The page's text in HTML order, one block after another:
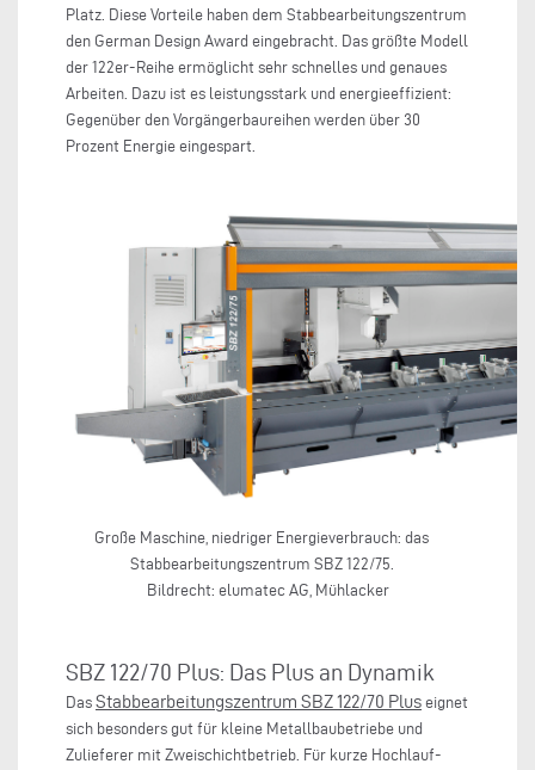
Platz. Diese Vorteile haben dem Stabbearbeitungszentrum
den German Design Award eingebracht. Das größte Modell
der 122er-Reihe ermöglicht sehr schnelles und genaues
Arbeiten. Dazu ist es leistungsstark und energieeffizient:
Gegenüber den Vorgängerbaureihen werden über 30
Prozent Energie eingespart.
Große Maschine, niedriger Energieverbrauch: das
Stabbearbeitungszentrum SBZ 122/75.
Bildrecht: elumatec AG, Mühlacker
SBZ 122/70 Plus: Das Plus an Dynamik
Das Stabbearbeitungszentrum SBZ 122/70 Plus eignet
sich besonders gut für kleine Metallbaubetriebe und
Zulieferer mit Zweischichtbetrieb. Für kurze Hochlauf-